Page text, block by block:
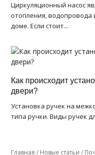
Циркуляционный насос
отопления, водопровода
доме. Если стоит...
Как происходит
двери?
Установка ручек на
типа ручки. Виды ручек
Главная / Новые статьи /